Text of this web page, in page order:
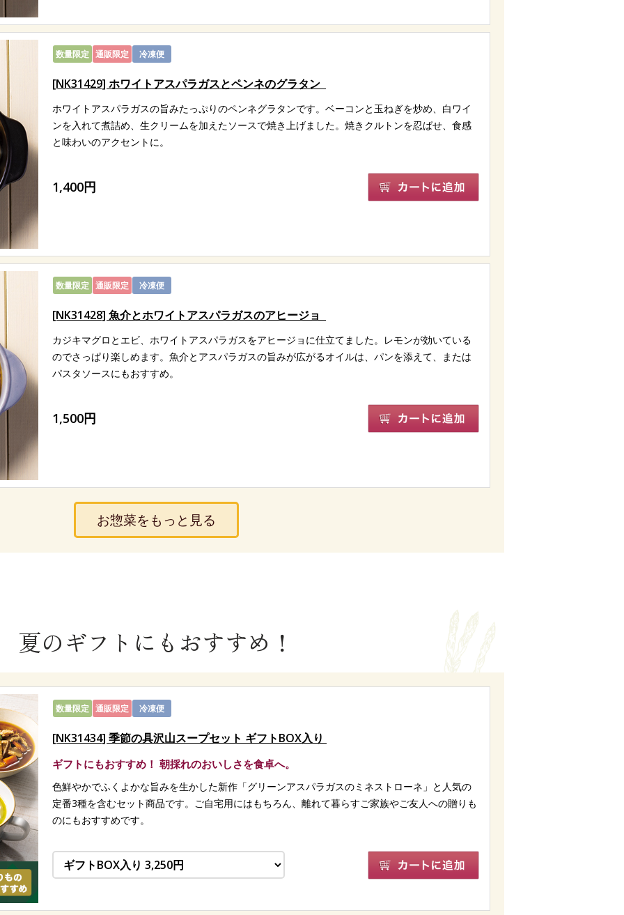
数量限定 通販限定 冷凍便
[NK31429] ホワイトアスパラガスとペンネのグラタン
ホワイトアスパラガスの旨みたっぷりのペンネグラタンです。ベーコンと玉ねぎを炒め、白ワイ
ンを入れて煮詰め、生クリームを加えたソースで焼き上げました。焼きクルトンを忍ばせ、食感
と味わいのアクセントに。
1,400円
数量限定 通販限定 冷凍便
[NK31428] 魚介とホワイトアスパラガスのアヒージョ
カジキマグロとエビ、ホワイトアスパラガスをアヒージョに仕立てました。レモンが効いている
のでさっぱり楽しめます。魚介とアスパラガスの旨みが広がるオイルは、パンを添えて、または
パスタソースにもおすすめ。
1,500円
お惣菜をもっと見る
夏のギフトにもおすすめ！
数量限定 通販限定 冷凍便
[NK31434] 季節の具沢山スープセット ギフトBOX入り
ギフトにもおすすめ！ 朝採れのおいしさを食卓へ。
色鮮やかでふくよかな旨みを生かした新作「グリーンアスパラガスのミネストローネ」と人気の
定番3種を含むセット商品です。ご自宅用にはもちろん、離れて暮らすご家族やご友人への贈りも
のにもおすすめです。